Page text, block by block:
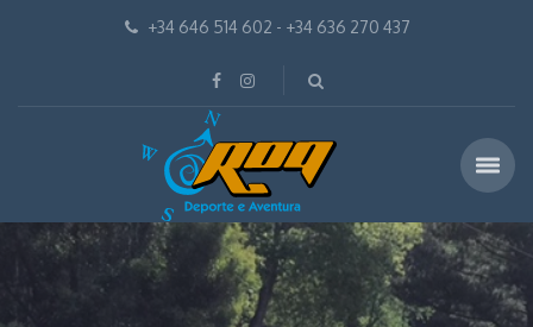
+34 646 514 602 - +34 636 270 437